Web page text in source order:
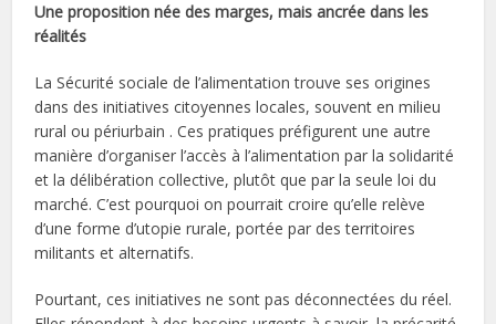
Une proposition née des marges, mais ancrée dans les
réalités
La Sécurité sociale de l’alimentation trouve ses origines
dans des initiatives citoyennes locales, souvent en milieu
rural ou périurbain . Ces pratiques préfigurent une autre
manière d’organiser l’accès à l’alimentation par la solidarité
et la délibération collective, plutôt que par la seule loi du
marché. C’est pourquoi on pourrait croire qu’elle relève
d’une forme d’utopie rurale, portée par des territoires
militants et alternatifs.
Pourtant, ces initiatives ne sont pas déconnectées du réel.